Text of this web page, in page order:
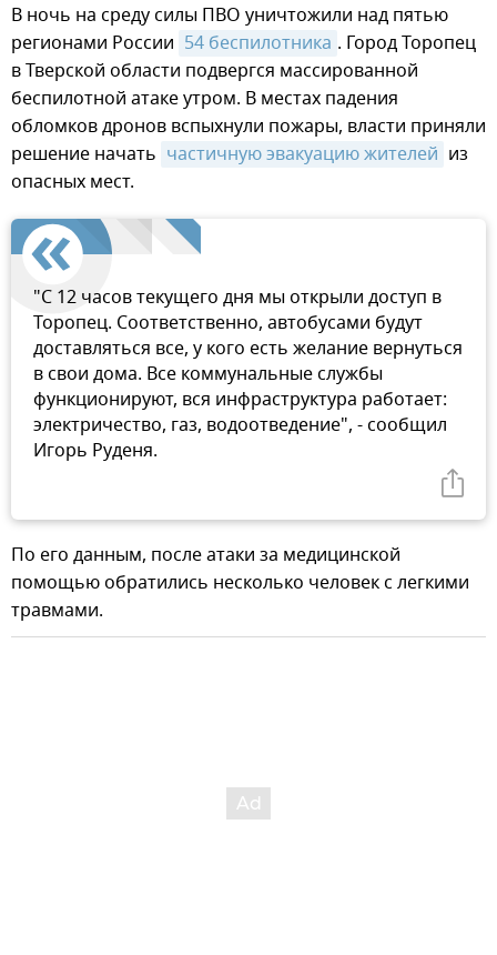
В ночь на среду силы ПВО уничтожили над пятью
регионами России 54 беспилотника . Город Торопец
в Тверской области подвергся массированной
беспилотной атаке утром. В местах падения
обломков дронов вспыхнули пожары, власти приняли
решение начать частичную эвакуацию жителей из
опасных мест.
"С 12 часов текущего дня мы открыли доступ в
Торопец. Соответственно, автобусами будут
доставляться все, у кого есть желание вернуться
в свои дома. Все коммунальные службы
функционируют, вся инфраструктура работает:
электричество, газ, водоотведение", - сообщил
Игорь Руденя.
По его данным, после атаки за медицинской
помощью обратились несколько человек с легкими
травмами.